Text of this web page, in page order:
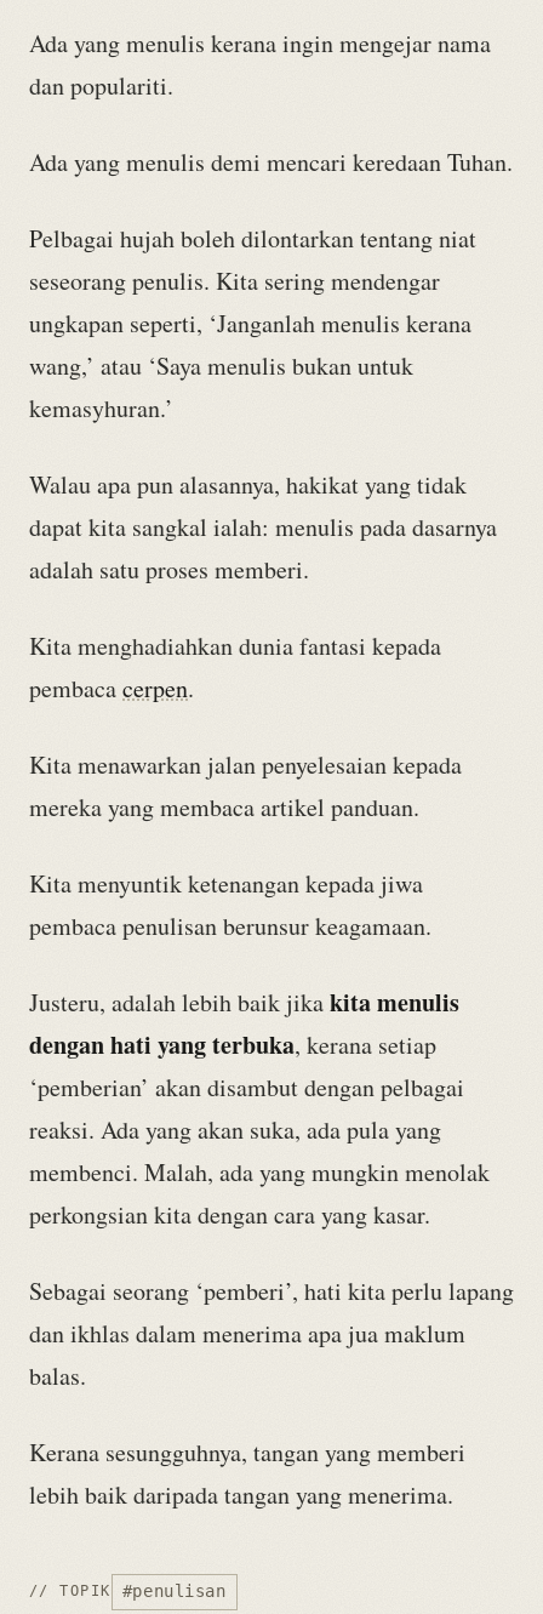
Ada yang menulis kerana ingin mengejar nama
dan populariti.
Ada yang menulis demi mencari keredaan Tuhan.
Pelbagai hujah boleh dilontarkan tentang niat
seseorang penulis. Kita sering mendengar
ungkapan seperti, ‘Janganlah menulis kerana
wang,’ atau ‘Saya menulis bukan untuk
kemasyhuran.’
Walau apa pun alasannya, hakikat yang tidak
dapat kita sangkal ialah: menulis pada dasarnya
adalah satu proses memberi.
Kita menghadiahkan dunia fantasi kepada
pembacacerpen.
Kita menawarkan jalan penyelesaian kepada
mereka yang membaca artikel panduan.
Kita menyuntik ketenangan kepada jiwa
pembaca penulisan berunsur keagamaan.
Justeru, adalah lebih baik jikakita menulis
dengan hati yang terbuka, kerana setiap
‘pemberian’ akan disambut dengan pelbagai
reaksi. Ada yang akan suka, ada pula yang
membenci. Malah, ada yang mungkin menolak
perkongsian kita dengan cara yang kasar.
Sebagai seorang ‘pemberi’, hati kita perlu lapang
dan ikhlas dalam menerima apa jua maklum
balas.
Kerana sesungguhnya, tangan yang memberi
lebih baik daripada tangan yang menerima.
// TOPIK #penulisan